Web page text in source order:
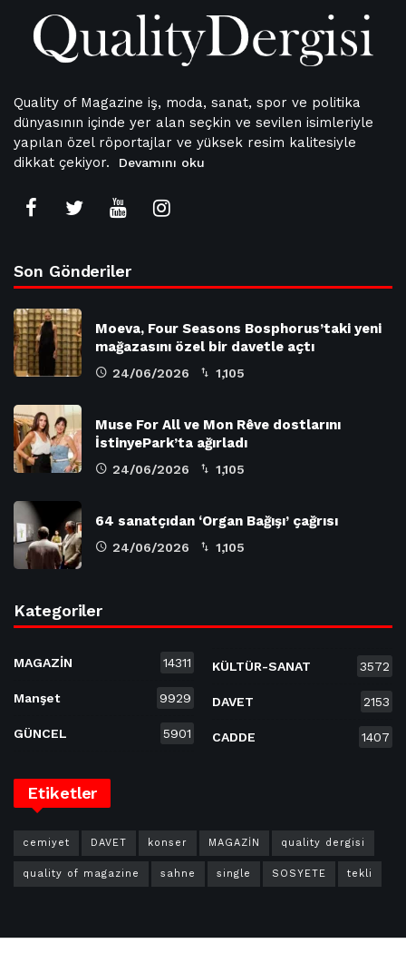
Quality of Magazine iş, moda, sanat, spor ve politika
dünyasının içinde yer alan seçkin ve sevilen isimleriyle
yapılan özel röportajlar ve yüksek resim kalitesiyle
dikkat çekiyor.
Devamını oku
Son Gönderiler
Moeva, Four Seasons Bosphorus’taki yeni
mağazasını özel bir davetle açtı
24/06/2026 1,105
Muse For All ve Mon Rêve dostlarını
İstinyePark’ta ağırladı
24/06/2026 1,105
64 sanatçıdan ‘Organ Bağışı’ çağrısı
24/06/2026 1,105
Kategoriler
MAGAZİN 14311
Manşet 9929
GÜNCEL 5901
KÜLTÜR-SANAT 3572
DAVET 2153
CADDE 1407
Etiketler
cemiyet DAVET konser MAGAZİN quality dergisi
quality of magazine sahne single SOSYETE tekli